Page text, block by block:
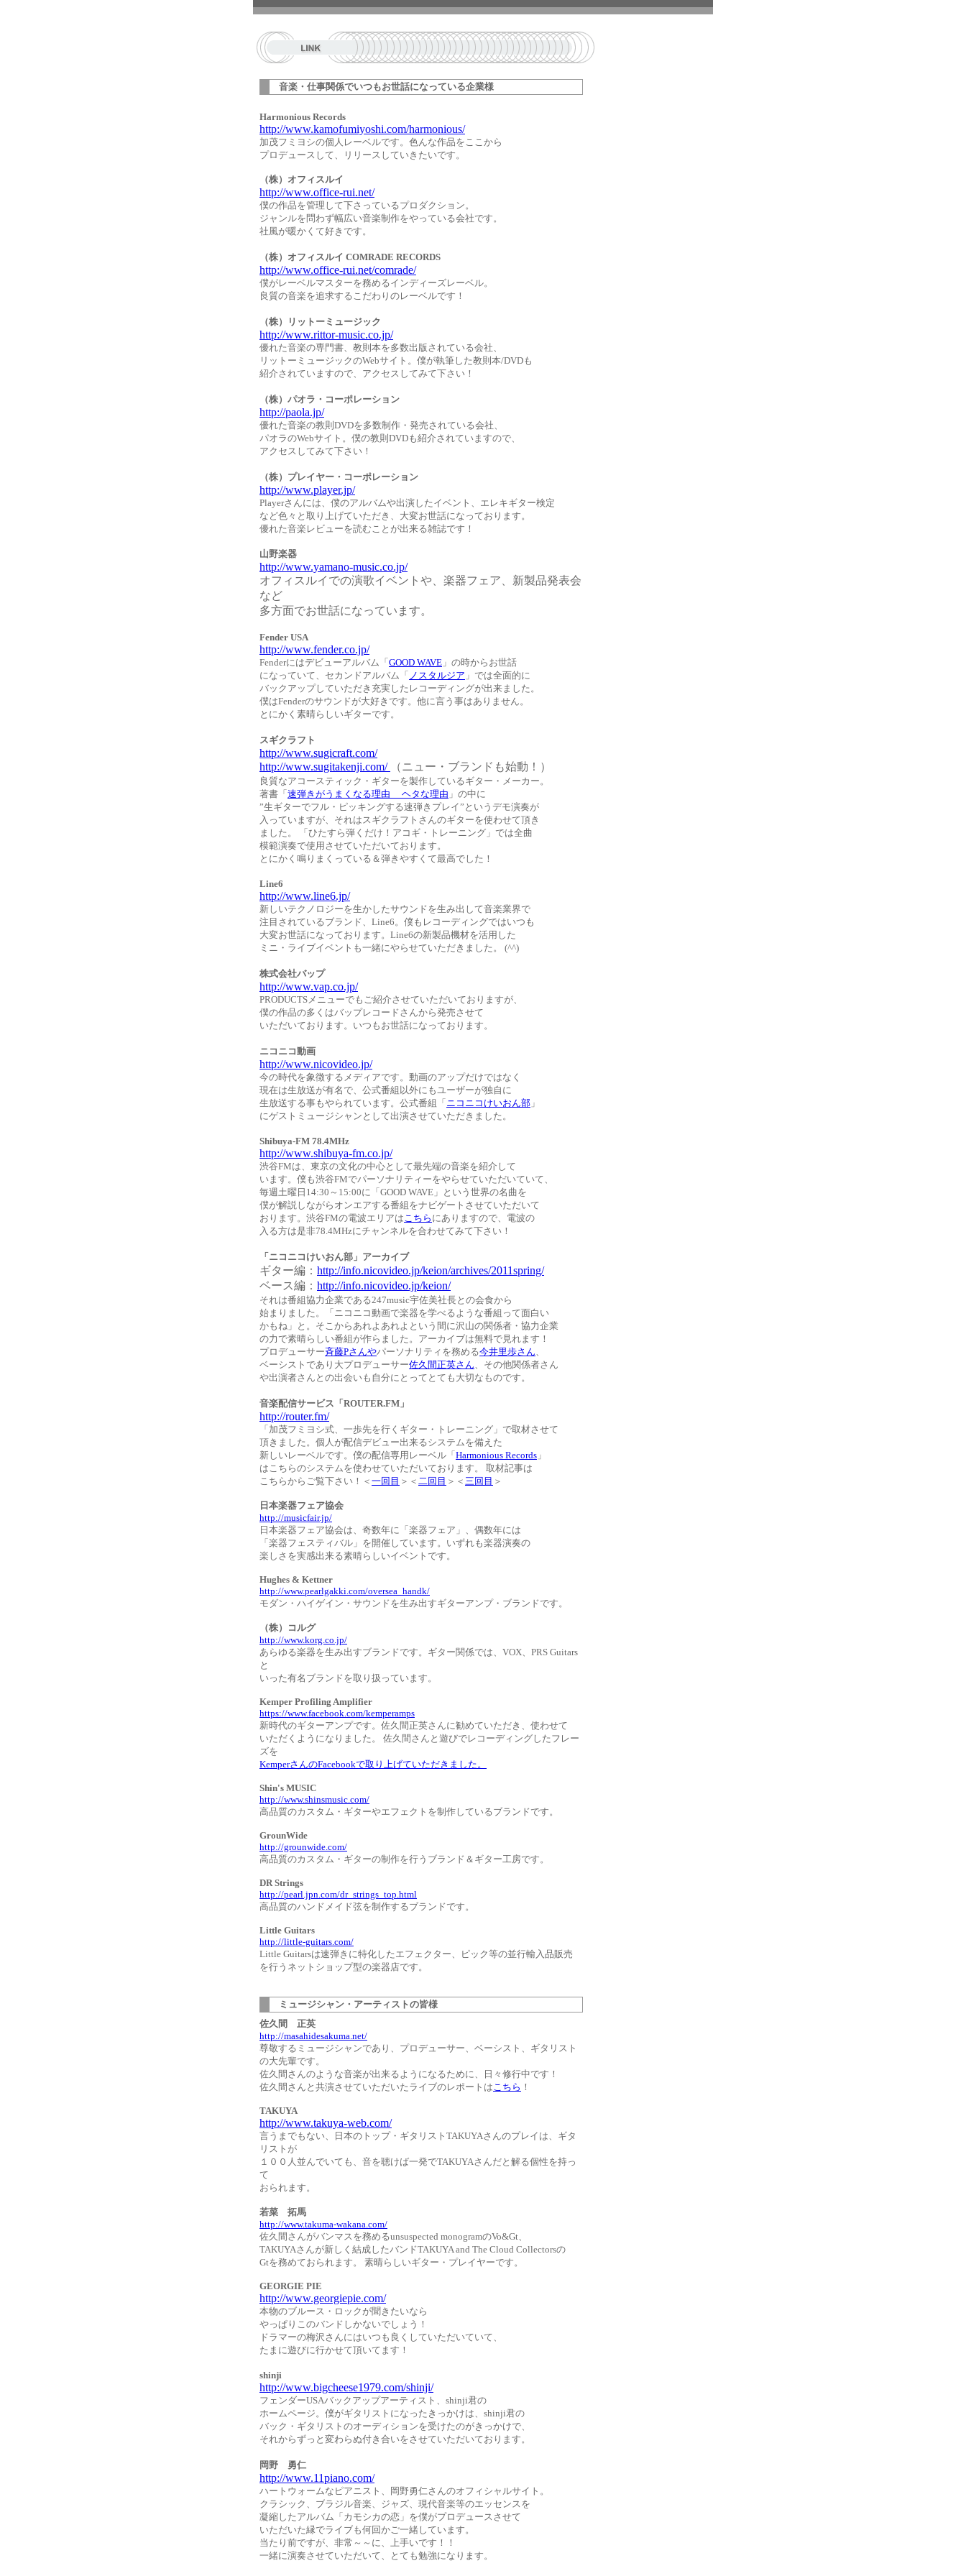
音楽・仕事関係でいつもお世話になっている企業様
Harmonious Records
http://www.kamofumiyoshi.com/harmonious/
加茂フミヨシの個人レーベルです。色んな作品をここから
プロデュースして、リリースしていきたいです。
（株）オフィスルイ
http://www.office-rui.net/
僕の作品を管理して下さっているプロダクション。
ジャンルを問わず幅広い音楽制作をやっている会社です。
社風が暖かくて好きです。
（株）オフィスルイ COMRADE RECORDS
http://www.office-rui.net/comrade/
僕がレーベルマスターを務めるインディーズレーベル。
良質の音楽を追求するこだわりのレーベルです！
（株）リットーミュージック
http://www.rittor-music.co.jp/
優れた音楽の専門書、教則本を多数出版されている会社、
リットーミュージックのWebサイト。僕が執筆した教則本/DVDも
紹介されていますので、アクセスしてみて下さい！
（株）パオラ・コーポレーション
http://paola.jp/
優れた音楽の教則DVDを多数制作・発売されている会社、
パオラのWebサイト。僕の教則DVDも紹介されていますので、
アクセスしてみて下さい！
（株）プレイヤー・コーポレーション
http://www.player.jp/
Playerさんには、僕のアルバムや出演したイベント、エレキギター検定
など色々と取り上げていただき、大変お世話になっております。
優れた音楽レビューを読むことが出来る雑誌です！
山野楽器
http://www.yamano-music.co.jp/
オフィスルイでの演歌イベントや、楽器フェア、新製品発表会
など
多方面でお世話になっています。
Fender USA
http://www.fender.co.jp/
Fenderにはデビューアルバム「 GOOD WAVE 」の時からお世話
になっていて、セカンドアルバム「 ノスタルジア 」では全面的に
バックアップしていただき充実したレコーディングが出来ました。
僕はFenderのサウンドが大好きです。他に言う事はありません。
とにかく素晴らしいギターです。
スギクラフト
http://www.sugicraft.com/
http://www.sugitakenji.com/
（ニュー・ブランドも始動！）
良質なアコースティック・ギターを製作しているギター・メーカー。
著書「 速弾きがうまくなる理由 ヘタな理由 」の中に
”生ギターでフル・ピッキングする速弾きプレイ”というデモ演奏が
入っていますが、それはスギクラフトさんのギターを使わせて頂き
ました。 「ひたすら弾くだけ！アコギ・トレーニング」では全曲
模範演奏で使用させていただいております。
とにかく鳴りまくっている＆弾きやすくて最高でした！
Line6
http://www.line6.jp/
新しいテクノロジーを生かしたサウンドを生み出して音楽業界で
注目されているブランド、Line6。僕もレコーディングではいつも
大変お世話になっております。Line6の新製品機材を活用した
ミニ・ライブイベントも一緒にやらせていただきました。 (^^)
株式会社バップ
http://www.vap.co.jp/
PRODUCTSメニューでもご紹介させていただいておりますが、
僕の作品の多くはバップレコードさんから発売させて
いただいております。いつもお世話になっております。
ニコニコ動画
http://www.nicovideo.jp/
今の時代を象徴するメディアです。動画のアップだけではなく
現在は生放送が有名で、公式番組以外にもユーザーが独自に
生放送する事もやられています。公式番組「 ニコニコけいおん部 」
にゲストミュージシャンとして出演させていただきました。
Shibuya-FM 78.4MHz
http://www.shibuya-fm.co.jp/
渋谷FMは、東京の文化の中心として最先端の音楽を紹介して
います。僕も渋谷FMでパーソナリティーをやらせていただいていて、
毎週土曜日14:30～15:00に「GOOD WAVE」という世界の名曲を
僕が解説しながらオンエアする番組をナビゲートさせていただいて
おります。渋谷FMの電波エリアはこちら にありますので、電波の
入る方は是非78.4MHzにチャンネルを合わせてみて下さい！
「ニコニコけいおん部」アーカイブ
ギター編： http://info.nicovideo.jp/keion/archives/2011spring/
ベース編： http://info.nicovideo.jp/keion/
それは番組協力企業である247music宇佐美社長との会食から
始まりました。「ニコニコ動画で楽器を学べるような番組って面白い
かもね」と。そこからあれよあれよという間に沢山の関係者・協力企業
の力で素晴らしい番組が作らました。アーカイブは無料で見れます！
プロデューサー斉藤Pさんやパーソナリティを務める今井里歩さん、
ベーシストであり大プロデューサー佐久間正英さん、その他関係者さん
や出演者さんとの出会いも自分にとってとても大切なものです。
音楽配信サービス「ROUTER.FM」
http://router.fm/
「加茂フミヨシ式、一歩先を行くギター・トレーニング」で取材させて
頂きました。個人が配信デビュー出来るシステムを備えた
新しいレーベルです。僕の配信専用レーベル「 Harmonious Records 」
はこちらのシステムを使わせていただいております。 取材記事は
こちらからご覧下さい！＜ 一回目 ＞＜ 二回目 ＞＜ 三回目 ＞
日本楽器フェア協会
http://musicfair.jp/
日本楽器フェア協会は、奇数年に「楽器フェア」、偶数年には
「楽器フェスティバル」を開催しています。いずれも楽器演奏の
楽しさを実感出来る素晴らしいイベントです。
Hughes & Kettner
http://www.pearlgakki.com/oversea_handk/
モダン・ハイゲイン・サウンドを生み出すギターアンプ・ブランドです。
（株）コルグ
http://www.korg.co.jp/
あらゆる楽器を生み出すブランドです。ギター関係では、VOX、PRS Guitars
と
いった有名ブランドを取り扱っています。
Kemper Profiling Amplifier
https://www.facebook.com/kemperamps
新時代のギターアンプです。佐久間正英さんに勧めていただき、使わせて
いただくようになりました。 佐久間さんと遊びでレコーディングしたフレー
ズを
KemperさんのFacebookで取り上げていただきました。
Shin's MUSIC
http://www.shinsmusic.com/
高品質のカスタム・ギターやエフェクトを制作しているブランドです。
GrounWide
http://grounwide.com/
高品質のカスタム・ギターの制作を行うブランド＆ギター工房です。
DR Strings
http://pearl.jpn.com/dr_strings_top.html
高品質のハンドメイド弦を制作するブランドです。
Little Guitars
http://little-guitars.com/
Little Guitarsは速弾きに特化したエフェクター、ピック等の並行輸入品販売
を行うネットショップ型の楽器店です。
ミュージシャン・アーティストの皆様
佐久間 正英
http://masahidesakuma.net/
尊敬するミュージシャンであり、プロデューサー、ベーシスト、ギタリスト
の大先輩です。
佐久間さんのような音楽が出来るようになるために、日々修行中です！
佐久間さんと共演させていただいたライブのレポートはこちら ！
TAKUYA
http://www.takuya-web.com/
言うまでもない、日本のトップ・ギタリストTAKUYAさんのプレイは、ギタ
リストが
１００人並んでいても、音を聴けば一発でTAKUYAさんだと解る個性を持っ
て
おられます。
若菜 拓馬
http://www.takuma-wakana.com/
佐久間さんがバンマスを務めるunsuspected monogramのVo&Gt、
TAKUYAさんが新しく結成したバンドTAKUYA and The Cloud Collectorsの
Gtを務めておられます。 素晴らしいギター・プレイヤーです。
GEORGIE PIE
http://www.georgiepie.com/
本物のブルース・ロックが聞きたいなら
やっぱりこのバンドしかないでしょう！
ドラマーの梅沢さんにはいつも良くしていただいていて、
たまに遊びに行かせて頂いてます！
shinji
http://www.bigcheese1979.com/shinji/
フェンダーUSAバックアップアーティスト、shinji君の
ホームページ。僕がギタリストになったきっかけは、shinji君の
バック・ギタリストのオーディションを受けたのがきっかけで、
それからずっと変わらぬ付き合いをさせていただいております。
岡野 勇仁
http://www.11piano.com/
ハートウォームなピアニスト、岡野勇仁さんのオフィシャルサイト。
クラシック、ブラジル音楽、ジャズ、現代音楽等のエッセンスを
凝縮したアルバム「カモシカの恋」を僕がプロデュースさせて
いただいた縁でライブも何回かご一緒しています。
当たり前ですが、非常～～に、上手いです！！
一緒に演奏させていただいて、とても勉強になります。